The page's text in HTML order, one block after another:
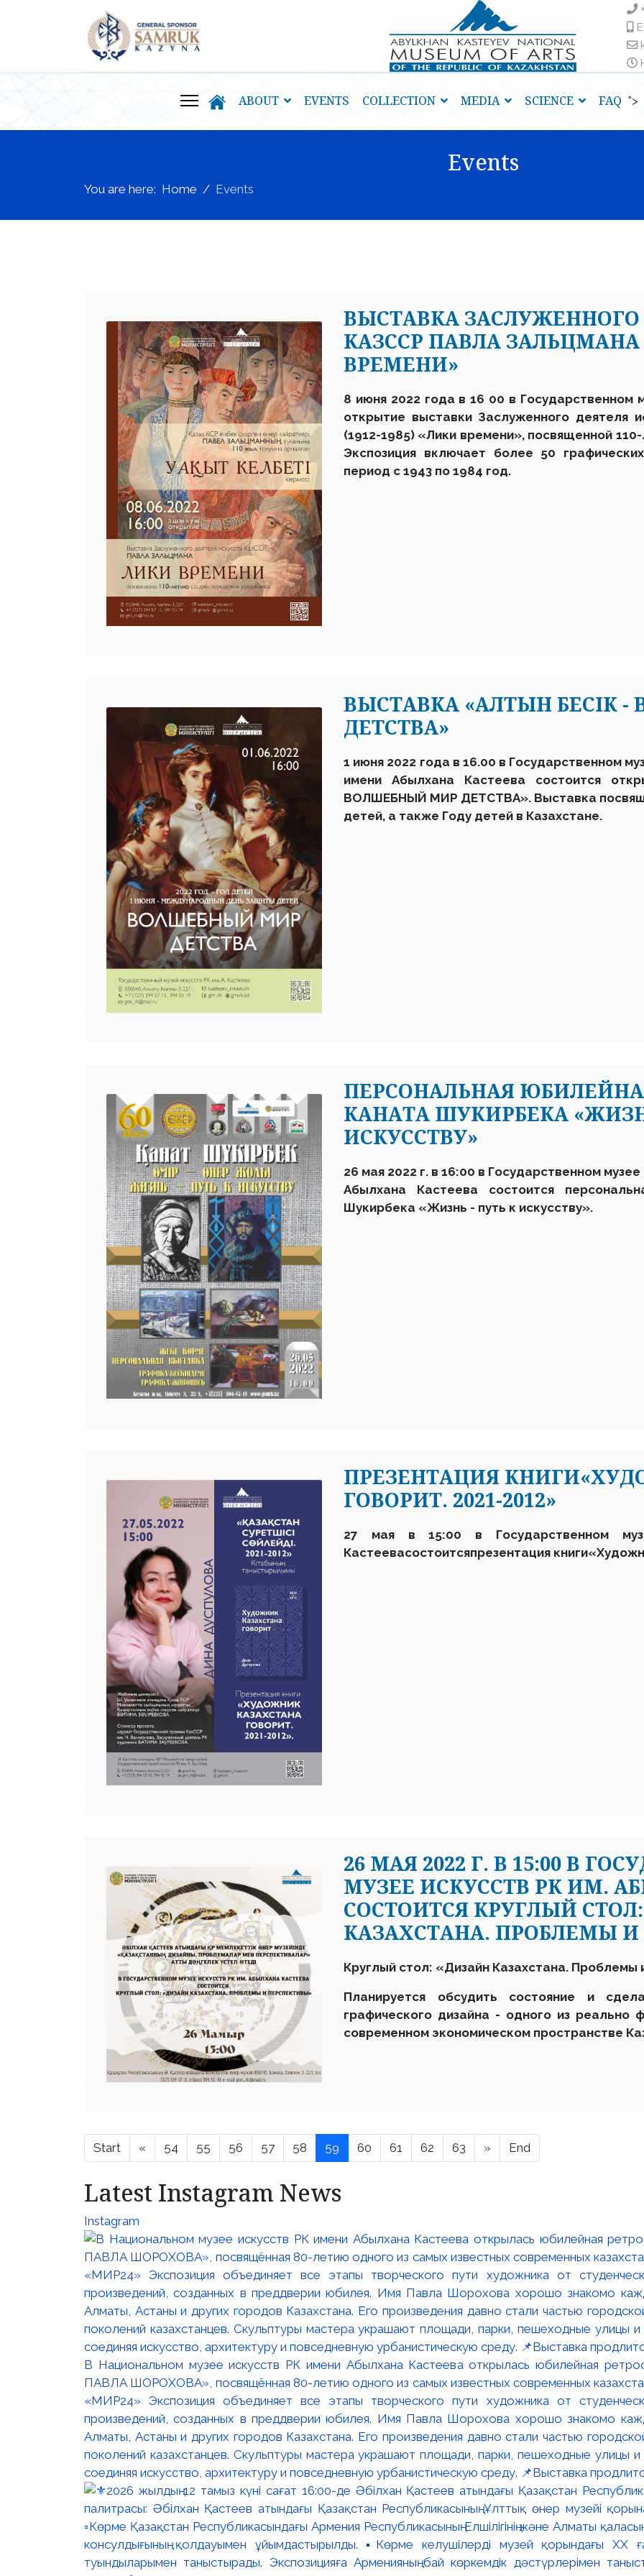
ABOUT EVENTS COLLECTION MEDIA SCIENCE FAQ ">
Events
You are here: Home Events
ВЫСТАВКА ЗАСЛУЖЕННОГО
КАЗССР ПАВЛА ЗАЛЬЦМАНА
ВРЕМЕНИ»
8 июня 2022 года в 16 00 в Государственном
открытие выставки Заслуженного деятеля
(1912-1985) «Лики времени», посвященной
Экспозиция включает более 50
период с 1943 по 1984 год.
ВЫСТАВКА «АЛТЫН БЕСІК
ДЕТСТВА»
1 июня 2022 года в 16.00 в Государственном
имени Абылхана Кастеева состоится
ВОЛШЕБНЫЙ МИР ДЕТСТВА». Выставка
детей, а также Году детей в Казахстане.
ПЕРСОНАЛЬНАЯ
КАНАТА ШУКИРБЕКА
ИСКУССТВУ»
26 мая 2022 г. в 16:00 в Государственном музее
Абылхана Кастеева состоится
Шукирбека «Жизнь - путь к искусству».
ПРЕЗЕНТАЦИЯ
ГОВОРИТ. 2021-2012»
27 мая в 15:00 в Государственном
Кастеевасостоитсяпрезентация книги
26 МАЯ 2022 Г. В 15:00 В
МУЗЕЕ ИСКУССТВ РК ИМ.
СОСТОИТСЯ КРУГЛЫЙ
КАЗАХСТАНА. ПРОБЛЕМЫ
Круглый стол: «Дизайн Казахстана. Проблемы
Планируется обсудить состояние и
графического дизайна - одного из реально
современном экономическом пространстве
Start « 54 55 56 57 58 59 60 61 62 63 » End
Latest Instagram News
Instagram
В Национальном музее искусств РК имени Абылхана Кастеева открылась юбилейная
ПАВЛА ШОРОХОВА», посвящённая 80-летию одного из самых известных современных
«МИР24» Экспозиция объединяет все этапы творческого пути художника от
произведений, созданных в преддверии юбилея. Имя Павла Шорохова хорошо знакомо
Алматы, Астаны и других городов Казахстана. Его произведения давно стали частью
поколений казахстанцев. Скульптуры мастера украшают площади, парки, пешеходные улицы
соединяя искусство, архитектуру и повседневную урбанистическую среду. 📌Выставка